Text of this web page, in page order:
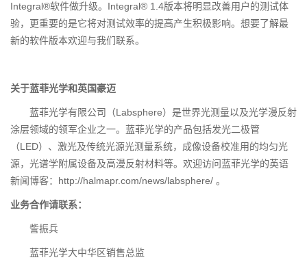
Integral®软件做升级。Integral® 1.4版本将明显改善用户的测试体
验，更重要的是它将对测试效率的提高产生积极影响。想要了解最
新的软件版本欢迎与我们联系。
关于蓝菲光学和英国豪迈
蓝菲光学有限公司（Labsphere）是世界光测量以及光学漫反射
涂层领域的领军企业之一。蓝菲光学的产品包括发光二极管
（LED）、激光及传统光源光测量系统，成像设备校准用的均匀光
源，光谱学附属设备及高漫反射材料等。欢迎访问蓝菲光学的英语
新闻博客：http://halmapr.com/news/labsphere/ 。
业务合作请联系：
訾振兵
蓝菲光学大中华区销售总监